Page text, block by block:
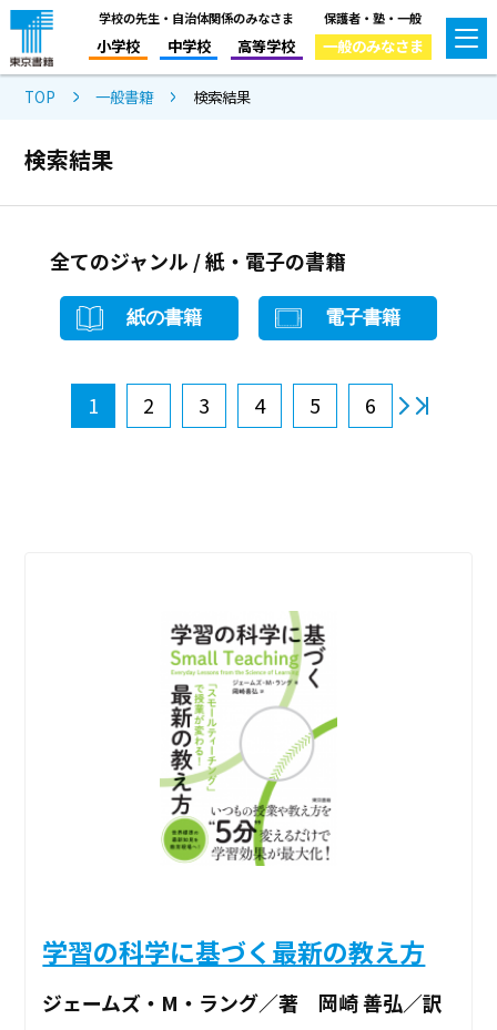
学校の先生・自治体関係のみなさま
小学校 中学校 高等学校
保護者・塾・一般
一般のみなさま
TOP 一般書籍 検索結果
検索結果
全てのジャンル / 紙・電子の書籍
紙の書籍 電子書籍
1 2 3 4 5 6
学習の科学に基づく最新の教え方
ジェームズ・M・ラング／著 岡崎 善弘／訳